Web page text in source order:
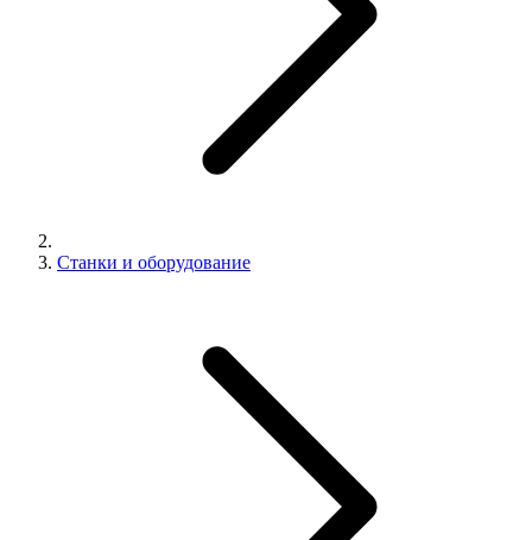
Станки и оборудование